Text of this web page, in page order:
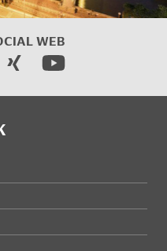
WEB